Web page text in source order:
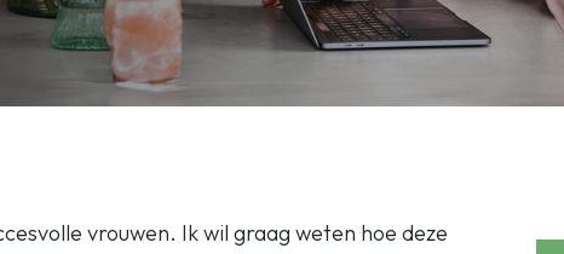
vrouwen. Ik wil graag weten hoe deze